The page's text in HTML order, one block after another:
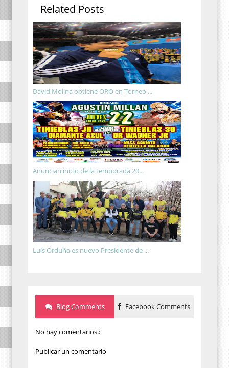
Related Posts
David Molina obtiene ORO en Torneo ...
Anuncian inicio de la temporada 20...
Luis Orduña es nuevo Presidente de ...
Blog Comments Facebook Comments
No hay comentarios.:
Publicar un comentario